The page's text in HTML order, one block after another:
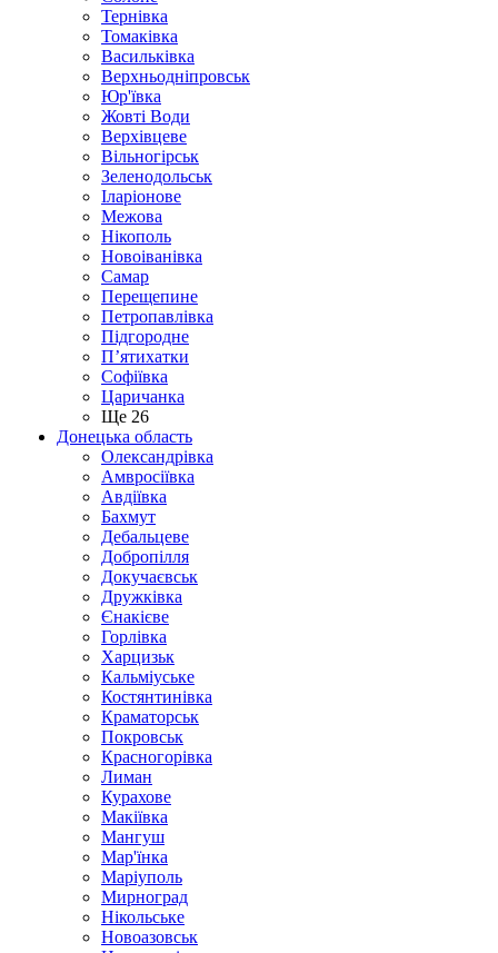
Тернівка
Томаківка
Васильківка
Верхньодніпровськ
Юр'ївка
Жовті Води
Верхівцеве
Вільногірськ
Зеленодольськ
Іларіонове
Межова
Нікополь
Новоіванівка
Самар
Перещепине
Петропавлівка
Підгородне
П’ятихатки
Софіївка
Царичанка
Ще 26
Донецька область
Олександрівка
Амвросіївка
Авдіївка
Бахмут
Дебальцеве
Добропілля
Докучаєвськ
Дружківка
Єнакієве
Горлівка
Харцизьк
Кальміуське
Костянтинівка
Краматорськ
Покровськ
Красногорівка
Лиман
Курахове
Макіївка
Мангуш
Мар'їнка
Маріуполь
Мирноград
Нікольське
Новоазовськ